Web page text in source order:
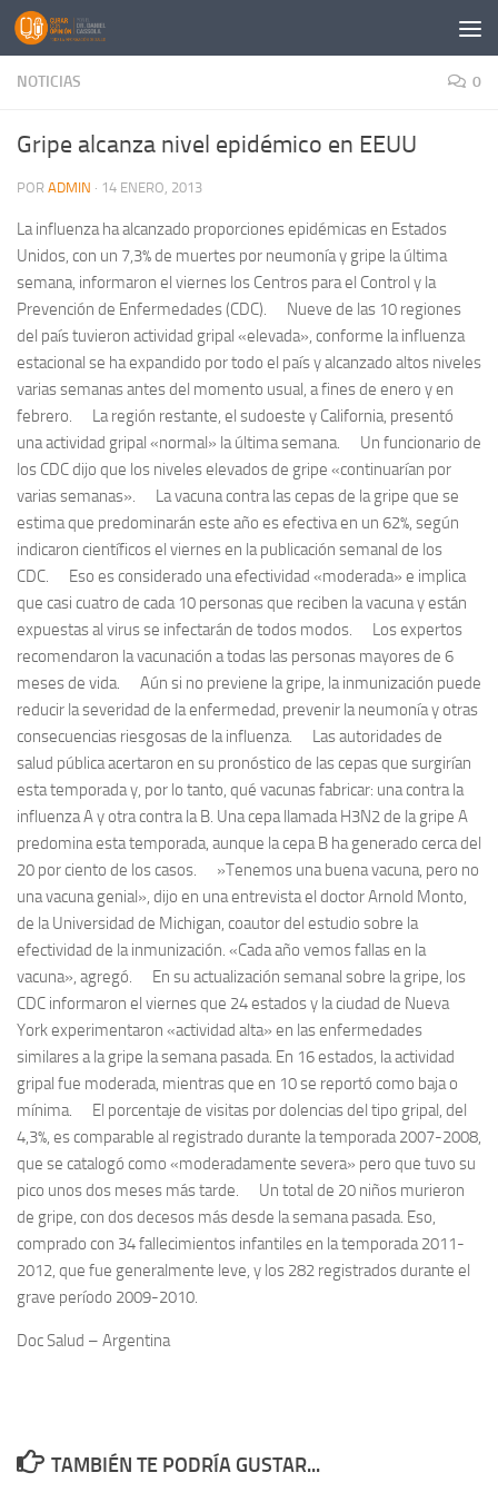
Saltar al contenido
NOTICIAS 0
Gripe alcanza nivel epidémico en EEUU
POR ADMIN · 14 ENERO, 2013
La influenza ha alcanzado proporciones epidémicas en Estados
Unidos, con un 7,3% de muertes por neumonía y gripe la última
semana, informaron el viernes los Centros para el Control y la
Prevención de Enfermedades (CDC). Nueve de las 10 regiones
del país tuvieron actividad gripal «elevada», conforme la influenza
estacional se ha expandido por todo el país y alcanzado altos niveles
varias semanas antes del momento usual, a fines de enero y en
febrero. La región restante, el sudoeste y California, presentó
una actividad gripal «normal» la última semana. Un funcionario de
los CDC dijo que los niveles elevados de gripe «continuarían por
varias semanas». La vacuna contra las cepas de la gripe que se
estima que predominarán este año es efectiva en un 62%, según
indicaron científicos el viernes en la publicación semanal de los
CDC. Eso es considerado una efectividad «moderada» e implica
que casi cuatro de cada 10 personas que reciben la vacuna y están
expuestas al virus se infectarán de todos modos. Los expertos
recomendaron la vacunación a todas las personas mayores de 6
meses de vida. Aún si no previene la gripe, la inmunización puede
reducir la severidad de la enfermedad, prevenir la neumonía y otras
consecuencias riesgosas de la influenza. Las autoridades de
salud pública acertaron en su pronóstico de las cepas que surgirían
esta temporada y, por lo tanto, qué vacunas fabricar: una contra la
influenza A y otra contra la B. Una cepa llamada H3N2 de la gripe A
predomina esta temporada, aunque la cepa B ha generado cerca del
20 por ciento de los casos. »Tenemos una buena vacuna, pero no
una vacuna genial», dijo en una entrevista el doctor Arnold Monto,
de la Universidad de Michigan, coautor del estudio sobre la
efectividad de la inmunización. «Cada año vemos fallas en la
vacuna», agregó. En su actualización semanal sobre la gripe, los
CDC informaron el viernes que 24 estados y la ciudad de Nueva
York experimentaron «actividad alta» en las enfermedades
similares a la gripe la semana pasada. En 16 estados, la actividad
gripal fue moderada, mientras que en 10 se reportó como baja o
mínima. El porcentaje de visitas por dolencias del tipo gripal, del
4,3%, es comparable al registrado durante la temporada 2007-2008,
que se catalogó como «moderadamente severa» pero que tuvo su
pico unos dos meses más tarde. Un total de 20 niños murieron
de gripe, con dos decesos más desde la semana pasada. Eso,
comprado con 34 fallecimientos infantiles en la temporada 2011-
2012, que fue generalmente leve, y los 282 registrados durante el
grave período 2009-2010.
Doc Salud – Argentina
TAMBIÉN TE PODRÍA GUSTAR...